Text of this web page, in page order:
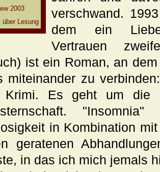
2003
über Lesung
verschwand.
dem ein
Vertrauen
ist ein Roman, an
miteinander zu
Krimi. Es geht um die
in Kombination
geratenen
in das ich mich jemals